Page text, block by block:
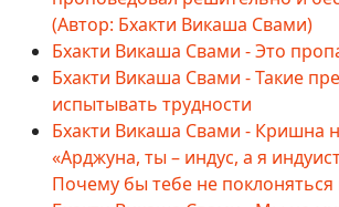
(Автор: Бхакти Викаша Свами)
Бхакти Викаша Свами - Это
Бхакти Викаша Свами - Такие
испытывать трудности
Бхакти Викаша Свами - Кришна
«Арджуна, ты – индус, а я
Почему бы тебе не поклоняться